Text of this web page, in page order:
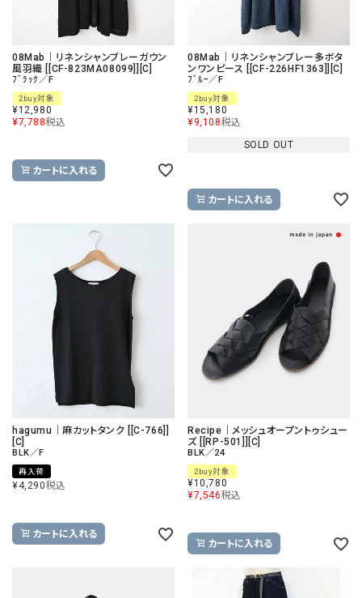
08Mab｜リネンシャンブレーガウン
風羽織 [[CF-823MA08099]][C]
ﾌﾞﾗｯｸ／F
2buy対象
¥12,980
¥7,788税込
カートに入れる
08Mab｜リネンシャンブレー多ボタ
ンワンピース [[CF-226HF1363]][C]
ﾌﾞﾙｰ／F
2buy対象
¥15,180
¥9,108税込
SOLD OUT
カートに入れる
hagumu｜麻カットタンク [[C-766]]
[C]
BLK／F
再入荷
¥4,290税込
カートに入れる
Recipe｜メッシュオープントゥシュー
ズ [[RP-501]][C]
BLK／24
2buy対象
¥10,780
¥7,546税込
カートに入れる